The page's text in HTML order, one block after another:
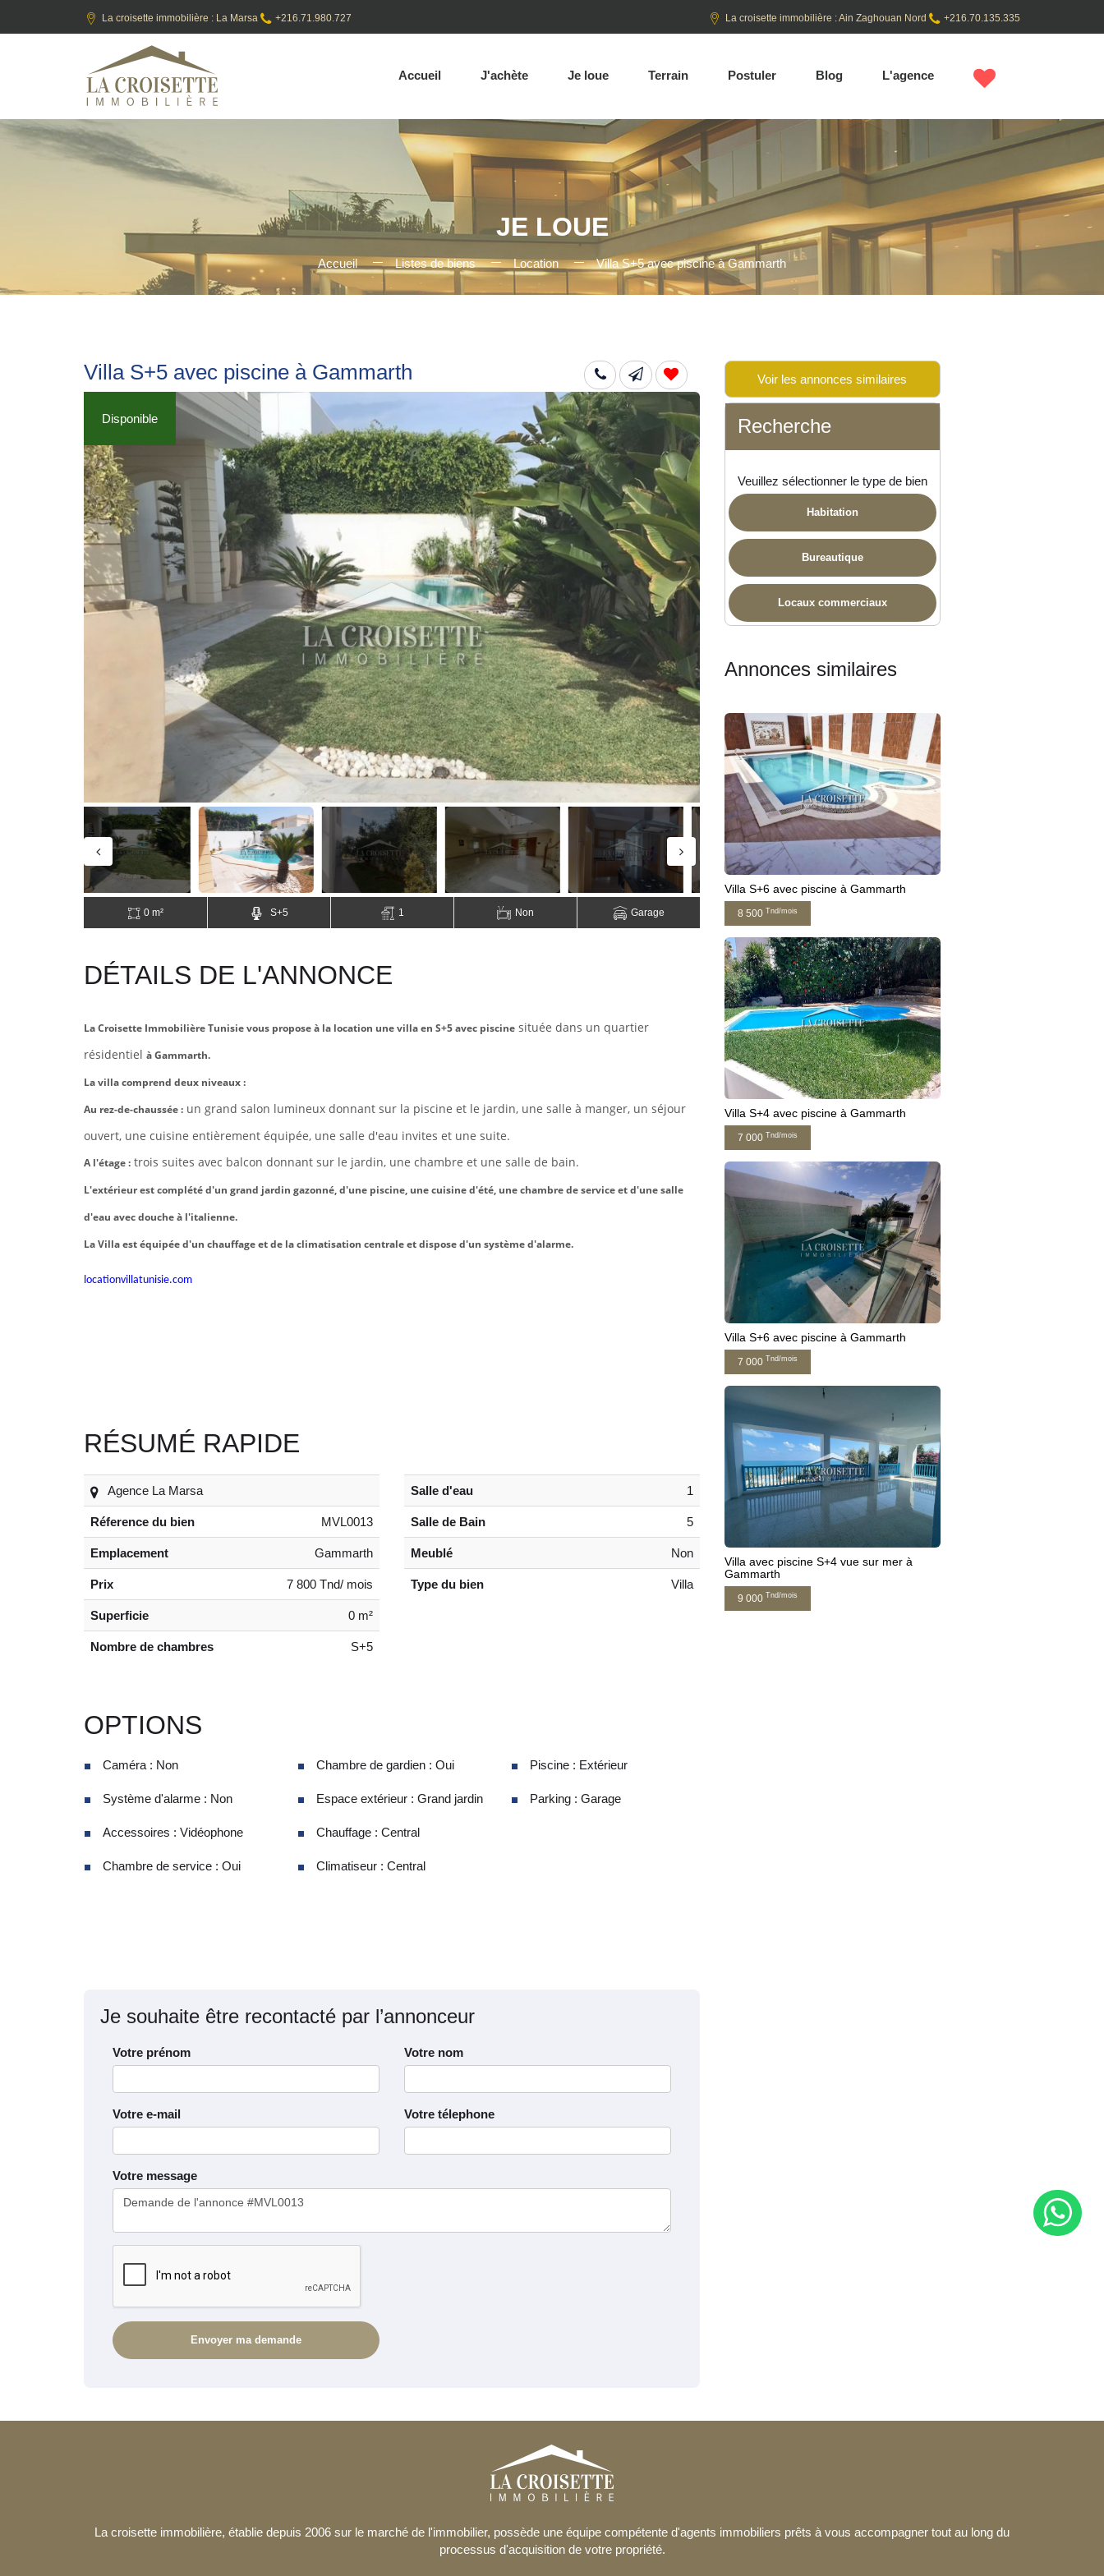
La croisette immobilière : La Marsa +216.71.980.727 La croisette immobilière : Ain Zaghouan Nord +216.70.135.335
Accueil J'achète Je loue Terrain Postuler Blog L'agence
JE LOUE
Accueil Listes de biens Location Villa S+5 avec piscine à Gammarth
Villa S+5 avec piscine à Gammarth
Disponible Disponible
0 m² S+5 1 Non Garage
DÉTAILS DE L'ANNONCE
La Croisette Immobilière Tunisie vous propose à la location une villa en S+5 avec piscine située dans un quartier
résidentiel à Gammarth.
La villa comprend deux niveaux :
Au rez-de-chaussée : un grand salon lumineux donnant sur la piscine et le jardin, une salle à manger, un séjour
ouvert, une cuisine entièrement équipée, une salle d'eau invites et une suite.
A l'étage : trois suites avec balcon donnant sur le jardin, une chambre et une salle de bain.
L'extérieur est complété d'un grand jardin gazonné, d'une piscine, une cuisine d'été, une chambre de service et d'une salle
d'eau avec douche à l'italienne.
La Villa est équipée d'un chauffage et de la climatisation centrale et dispose d'un système d'alarme.
locationvillatunisie.com
RÉSUMÉ RAPIDE
Agence La Marsa
Réference du bien MVL0013
Emplacement Gammarth
Prix 7 800 Tnd/ mois
Superficie 0 m²
Nombre de chambres S+5
Salle d'eau 1
Salle de Bain 5
Meublé Non
Type du bien Villa
OPTIONS
Caméra : Non
Système d'alarme : Non
Accessoires : Vidéophone
Chambre de service : Oui
Chambre de gardien : Oui
Espace extérieur : Grand jardin
Chauffage : Central
Climatiseur : Central
Piscine : Extérieur
Parking : Garage
Je souhaite être recontacté par l’annonceur
Votre prénom Votre nom
Votre e-mail Votre télephone
Votre message
Voir les annonces similaires
Recherche
Veuillez sélectionner le type de bien
Habitation
Bureautique
Locaux commerciaux
Annonces similaires
Villa S+6 avec piscine à Gammarth
8 500 Tnd/mois
Villa S+4 avec piscine à Gammarth
7 000 Tnd/mois
Villa S+6 avec piscine à Gammarth
7 000 Tnd/mois
Villa avec piscine S+4 vue sur mer à
Gammarth
9 000 Tnd/mois
La croisette immobilière, établie depuis 2006 sur le marché de l'immobilier, possède une équipe compétente d'agents immobiliers prêts à vous accompagner tout au long du
processus d'acquisition de votre propriété.